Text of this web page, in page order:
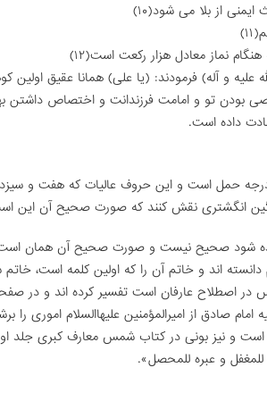
از بلا مى شود(۱۰)
نماز معادل هزار رکعت است(۱۲)
و آله) فرمودند: (یا على) همانا عقیق اولین
بودن تو و امامت فرزندانت و اختصاص داشتن
داده است.
حمل است و این حروف عالیات که هفت و
انگشترى نقش کنند که صورت صحیح آن این
شود صحیح نیست و صورت صحیح آن همان
اند و خاتم آن را که اولین کلمه است، خاتم
امام صادق از امیرالمؤمنین علیهاالسلام امورى را
است و نیز بونى در کتاب شمس معارف کبرى جلد
و عبره للمحصل».